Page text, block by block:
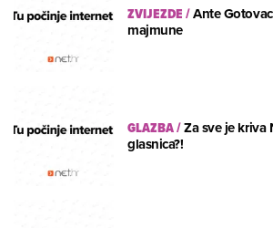
ZVIJEZDE/Ante
majmune
GLAZBA/Za sve je kriva
glasnica?!